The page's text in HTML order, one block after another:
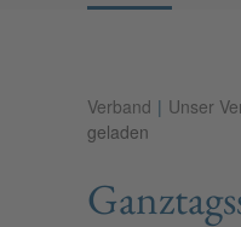
Verband Unser
geladen